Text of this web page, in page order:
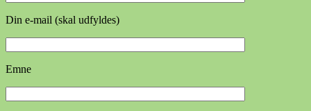
Din e-mail (skal udfyldes)
Emne